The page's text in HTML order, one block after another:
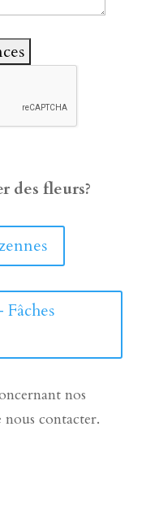
des fleurs?
Fâches
nos
contacter.